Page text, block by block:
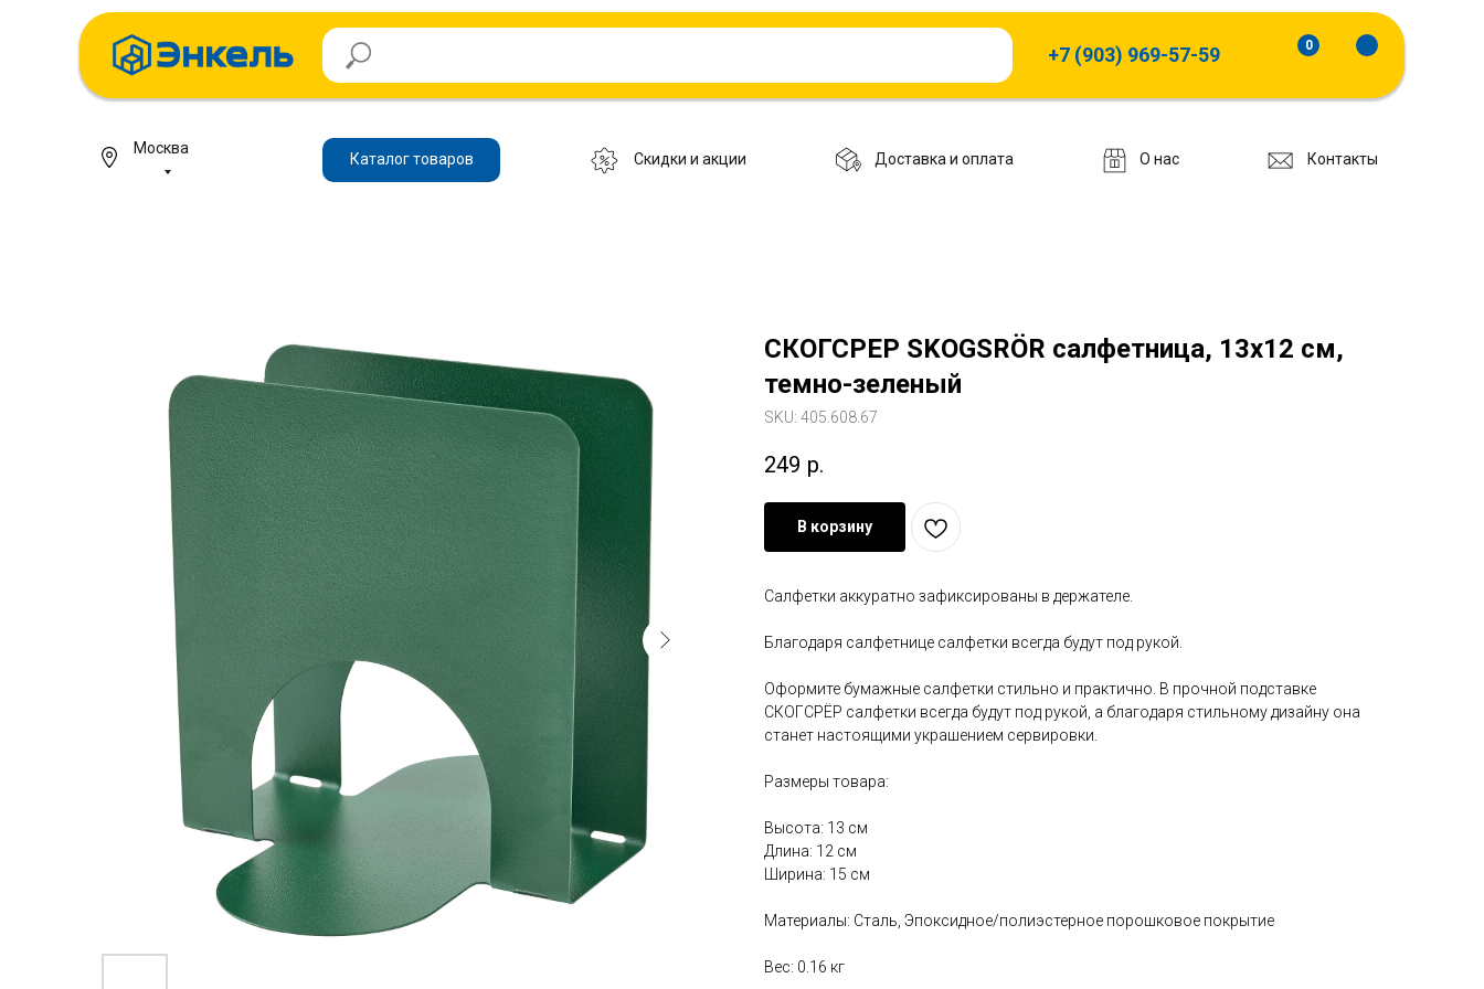
+7 (903) 969-57-59 0
Контакты
О нас
Доставка и оплата
Скидки и акции
Каталог товаров
Москва
СКОГСРЕР SKOGSRÖR салфетница, 13x12 см,
темно-зеленый
SKU: 405.608.67
249 р.
В корзину
Салфетки аккуратно зафиксированы в держателе.
Благодаря салфетнице салфетки всегда будут под рукой.
Оформите бумажные салфетки стильно и практично. В прочной подставке
СКОГСРЁР салфетки всегда будут под рукой, а благодаря стильному дизайну она
станет настоящими украшением сервировки.
Размеры товара:
Высота: 13 см
Длина: 12 см
Ширина: 15 см
Материалы: Сталь, Эпоксидное/полиэстерное порошковое покрытие
Вес: 0.16 кг